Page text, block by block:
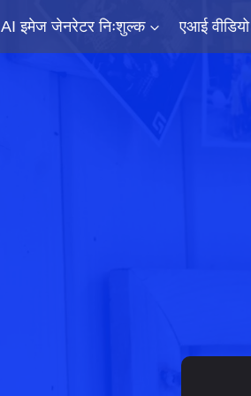
AI इमेज जेनरेटर निःशुल्क एआई वीडियो